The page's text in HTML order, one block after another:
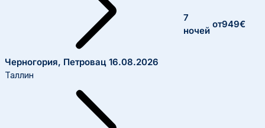
Черногория, Петровац 16.08.2026
Таллин
7
ночей
от949€